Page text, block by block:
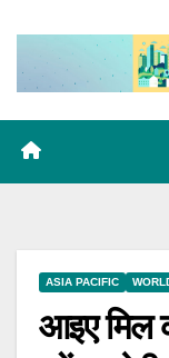
ASIA PACIFIC
आइए मिल